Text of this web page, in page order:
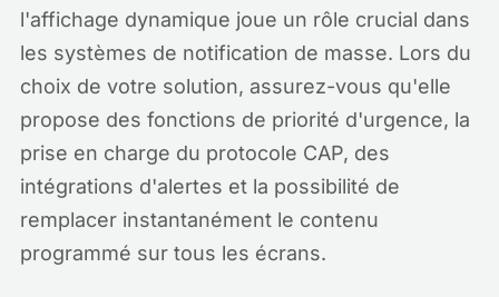
l'affichage dynamique joue un rôle crucial dans
les systèmes de notification de masse. Lors du
choix de votre solution, assurez-vous qu'elle
propose des fonctions de priorité d'urgence, la
prise en charge du protocole CAP, des
intégrations d'alertes et la possibilité de
remplacer instantanément le contenu
programmé sur tous les écrans.